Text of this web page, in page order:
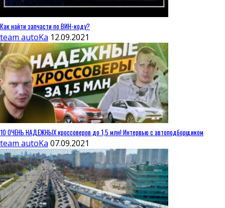
Как найти запчасти по ВИН-коду?
team autoKa 12.09.2021
10 ОЧЕНЬ НАДЕЖНЫХ кроссоверов до 1,5 млн! Интервью с автоподборщиком
team autoKa 07.09.2021